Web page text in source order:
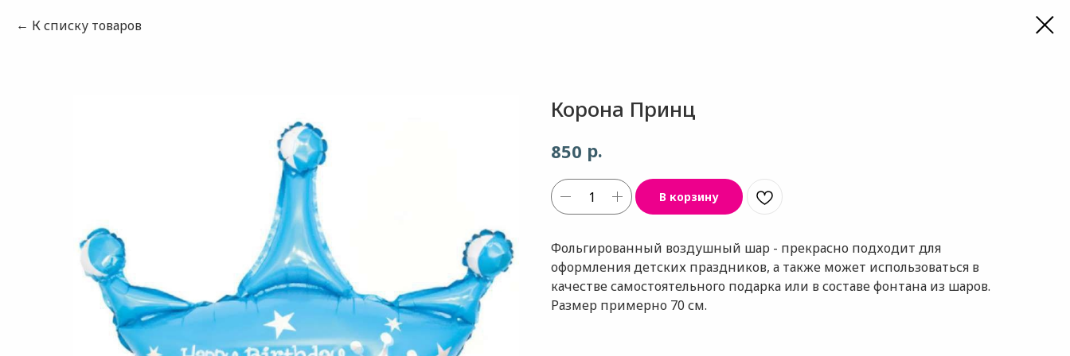
К списку товаров
Корона Принц
850 р.
В корзину
Фольгированный воздушный шар - прекрасно подходит для
оформления детских праздников, а также может использоваться в
качестве самостоятельного подарка или в составе фонтана из шаров.
Размер примерно 70 см.